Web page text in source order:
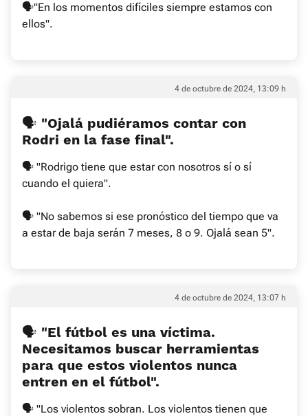
🗣"En los momentos difíciles siempre estamos con
ellos".
4 de octubre de 2024, 13:09 h
🗣 "Ojalá pudiéramos contar con
Rodri en la fase final".
🗣 "Rodrigo tiene que estar con nosotros sí o sí
cuando el quiera".
🗣 "No sabemos si ese pronóstico del tiempo que va
a estar de baja serán 7 meses, 8 o 9. Ojalá sean 5".
4 de octubre de 2024, 13:07 h
🗣 "El fútbol es una víctima.
Necesitamos buscar herramientas
para que estos violentos nunca
entren en el fútbol".
🗣 "Los violentos sobran. Los violentos tienen que